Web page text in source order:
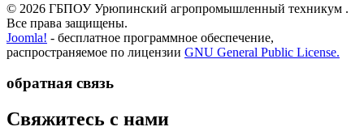
© 2026 ГБПОУ Урюпинский агропромышленный техникум .
Все права защищены.
Joomla! - бесплатное программное обеспечение,
распространяемое по лицензии GNU General Public License.
обратная связь
­Свяжитесь с нами